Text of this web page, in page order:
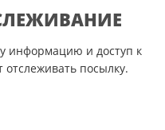
информацию и доступ к
посылку.